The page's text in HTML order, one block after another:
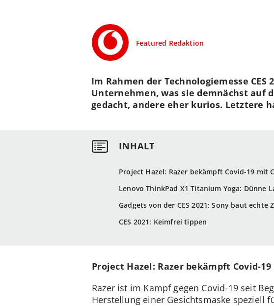
Featured Redaktion
Project Hazel: Razer bekämpft Covid-19 mit
Lenovo ThinkPad X1 Titanium Yoga: Dünne
Gadgets von der CES 2021: Sony baut echte
CES 2021: Keimfrei tippen
Im Rahmen der Technologiemesse CES
Unternehmen, was sie demnächst auf
gedacht, andere eher kurios. Letztere
Project Hazel: Razer bekämpft Covid-
Razer ist im Kampf gegen Covid-19 seit
Herstellung einer Gesichtsmaske speziell